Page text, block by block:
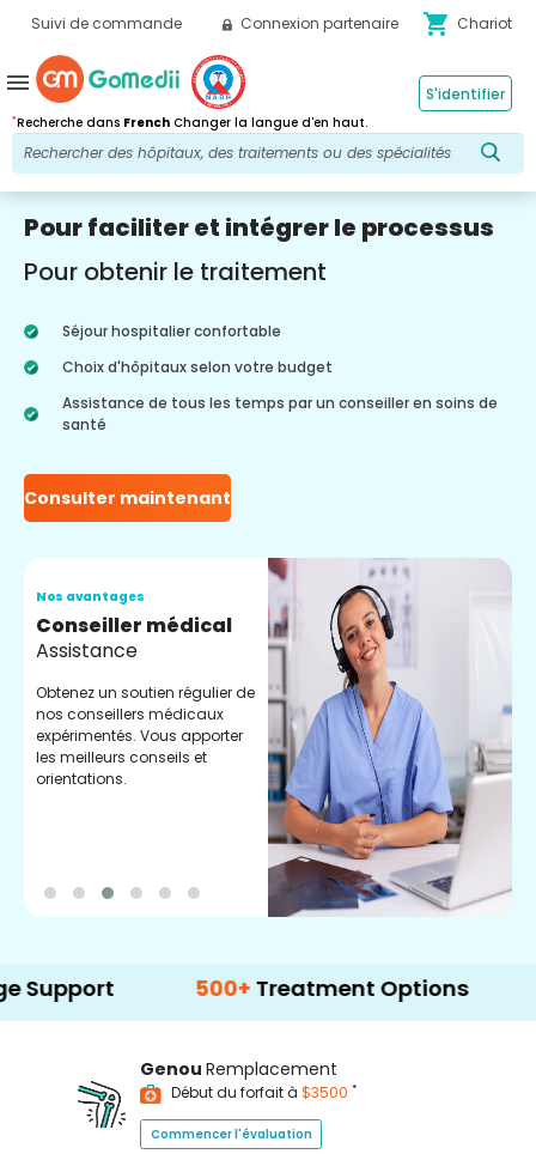
Suivi de commande Connexion partenaire shopping_cart Chariot
*Recherche dans French Changer la langue d'en haut.
S'identifier
menu
Pour faciliter et intégrer le processus
Pour obtenir le traitement
Séjour hospitalier confortable
Choix d'hôpitaux selon votre budget
Assistance de tous les temps par un conseiller en soins de
santé
Consulter maintenant
Nos avantages
Conseiller médical
Assistance
Obtenez un soutien régulier de
nos conseillers médicaux
expérimentés. Vous apporter
les meilleurs conseils et
orientations.
500+ Treatment Options
Genou Remplacement
Début du forfait à $3500 *
Commencer l'évaluation